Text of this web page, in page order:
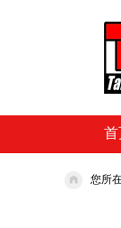
首
您所